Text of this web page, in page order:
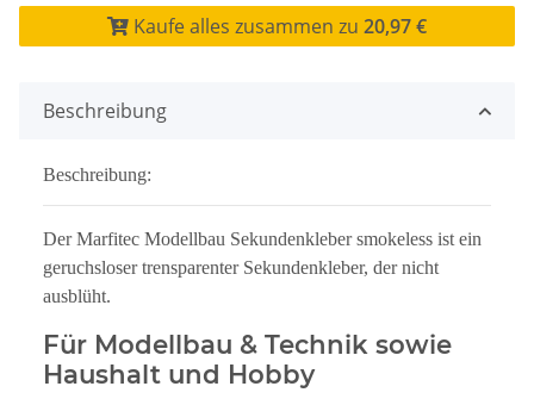
Kaufe alles zusammen zu 20,97 €
Beschreibung
Beschreibung:
Der Marfitec Modellbau Sekundenkleber smokeless ist ein
geruchsloser trensparenter Sekundenkleber, der nicht
ausblüht.
Für Modellbau & Technik sowie
Haushalt und Hobby